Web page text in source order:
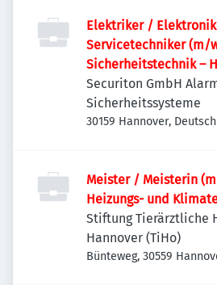
Elektriker /
Servicetechniker (m/
Sicherheitstechnik –
Securiton GmbH
Sicherheitssysteme
30159 Hannover,
Meister / Meisterin
Heizungs- und
Stiftung Tierärztliche
Hannover (TiHo)
Bünteweg, 30559